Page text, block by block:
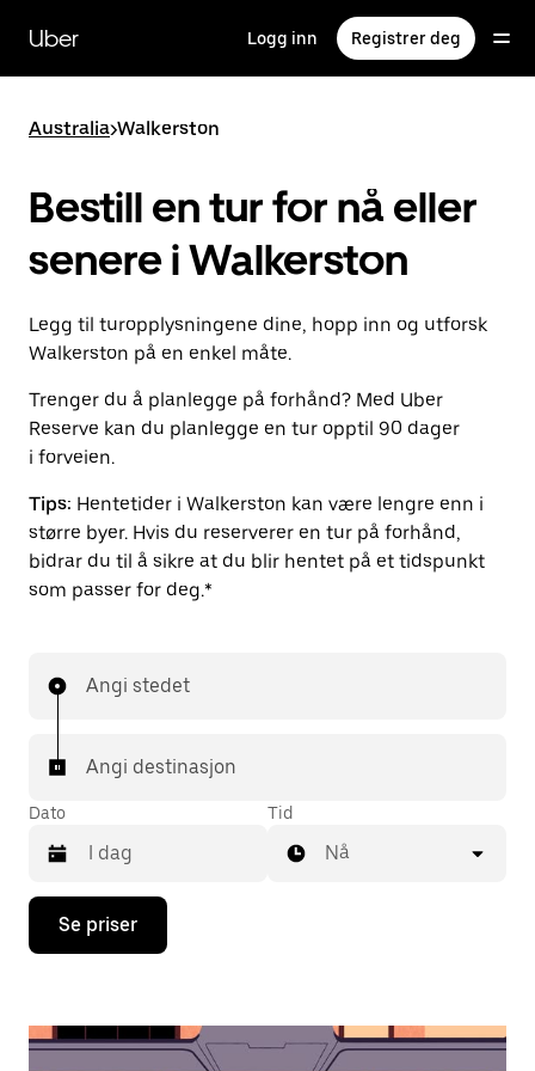
hovedinnholdet
Uber Logg inn Registrer deg
Australia>Walkerston
Bestill en tur for nå eller
senere i Walkerston
Legg til turopplysningene dine, hopp inn og utforsk
Walkerston på en enkel måte.
Trenger du å planlegge på forhånd? Med Uber
Reserve kan du planlegge en tur opptil 90 dager
i forveien.
Tips: Hentetider i Walkerston kan være lengre enn i
større byer. Hvis du reserverer en tur på forhånd,
bidrar du til å sikre at du blir hentet på et tidspunkt
som passer for deg.*
Angi stedet
Angi destinasjon
Dato
Trykk
piltast
åpne
Tid
Nå
Se priser